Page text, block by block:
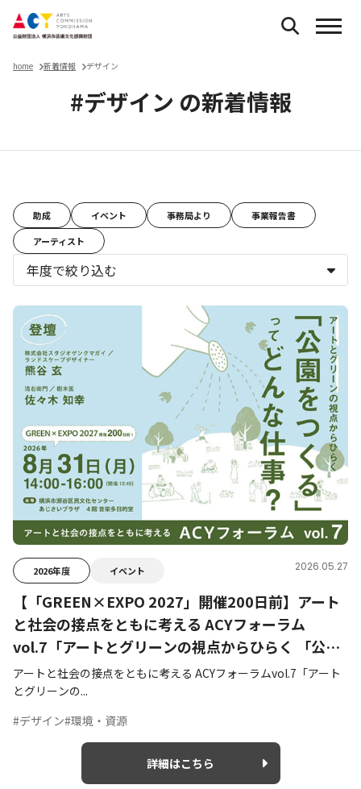
home 新着情報 デザイン
#デザイン の新着情報
お知らせ
助成 イベント 事務局より
事業報告書
アーティスト
2026年度 イベント 2026.05.27
【「GREEN×EXPO 2027」開催200日前】アート
と社会の接点をともに考える ACYフォーラム
vol.7「アートとグリーンの視点からひらく 「公園
をつくる」ってどんな仕事？」開催決定
アートと社会の接点をともに考える ACYフォーラムvol.7「アート
とグリーンの...
#デザイン#環境・資源
詳細はこちら